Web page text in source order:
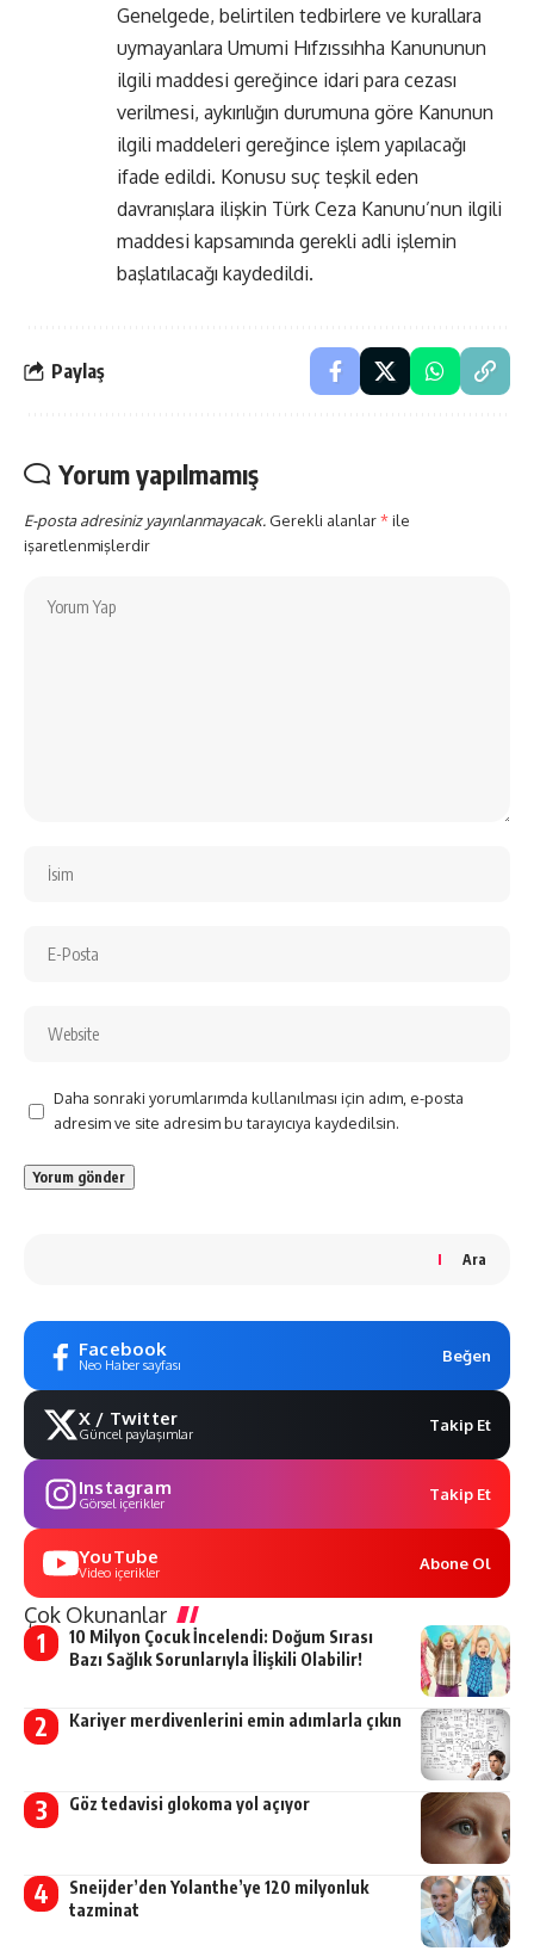
Genelgede, belirtilen tedbirlere ve kurallara
uymayanlara Umumi Hıfzıssıhha Kanununun
ilgili maddesi gereğince idari para cezası
verilmesi, aykırılığın durumuna göre Kanunun
ilgili maddeleri gereğince işlem yapılacağı
ifade edildi. Konusu suç teşkil eden
davranışlara ilişkin Türk Ceza Kanunu’nun ilgili
maddesi kapsamında gerekli adli işlemin
başlatılacağı kaydedildi.
Paylaş
Yorum yapılmamış
E-posta adresiniz yayınlanmayacak. Gerekli alanlar*ile
işaretlenmişlerdir
Daha sonraki yorumlarımda kullanılması için adım, e-posta
adresim ve site adresim bu tarayıcıya kaydedilsin.
Ara
Facebook
Neo Haber sayfası Beğen
X / Twitter
Güncel paylaşımlar Takip Et
Instagram
Görsel içerikler Takip Et
YouTube
Video içerikler Abone Ol
Çok Okunanlar
10 Milyon Çocuk İncelendi: Doğum Sırası
Bazı Sağlık Sorunlarıyla İlişkili Olabilir!
Kariyer merdivenlerini emin adımlarla çıkın
Göz tedavisi glokoma yol açıyor
Sneijder’den Yolanthe’ye 120 milyonluk
tazminat